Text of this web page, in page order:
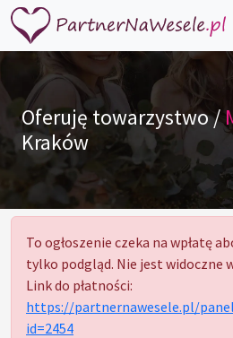
Oferuję towarzystwo /
Kraków
To ogłoszenie czeka na wpłatę
tylko podgląd. Nie jest widoczne
Link do płatności:
https://partnernawesele.pl/
id=2454